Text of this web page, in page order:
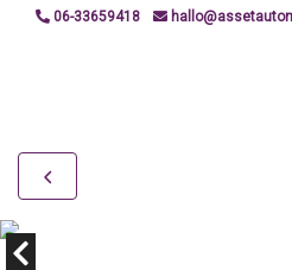
06-33659418